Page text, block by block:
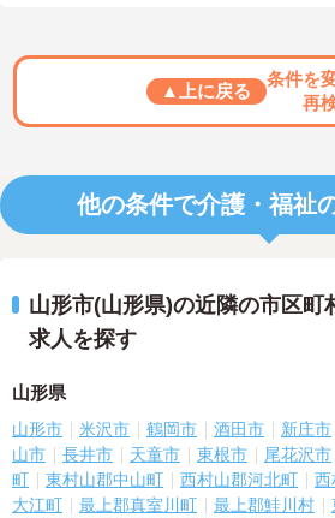
▲上に戻る
条件を
再
他の条件で介護・福祉
山形市(山形県)の近隣の市区町
求人を探す
山形県
山形市 米沢市 鶴岡市 酒田市 新庄市
山市
長井市 天童市 東根市 尾花沢市
町
東村山郡中山町 西村山郡河北町 西
大江町
最上郡真室川町 最上郡鮭川村